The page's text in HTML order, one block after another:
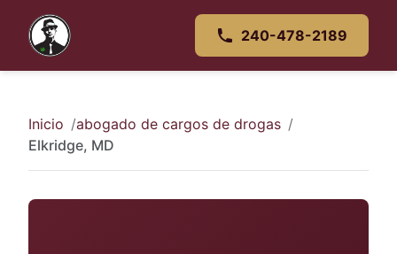
240-478-2189
Inicio
abogado de cargos de drogas
Elkridge, MD